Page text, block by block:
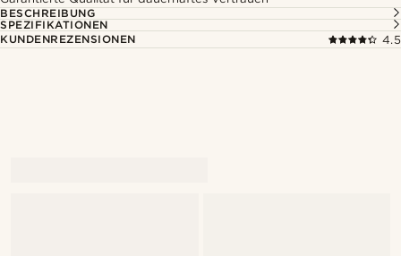
BESCHREIBUNG
SPEZIFIKATIONEN
KUNDENREZENSIONEN
4.5